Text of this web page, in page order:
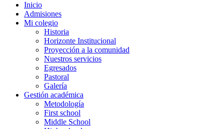
Inicio
Admisiones
Mi colegio
Historia
Horizonte Institucional
Proyección a la comunidad
Nuestros servicios
Egresados
Pastoral
Galería
Gestión académica
Metodología
First school
Middle School